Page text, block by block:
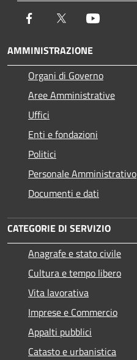
Facebook Twitter
AMMINISTRAZIONE
Organi di Governo
Aree Amministrative
Uffici
Enti e fondazioni
Politici
Personale Amministrativo
Documenti e dati
CATEGORIE DI SERVIZIO
Anagrafe e stato civile
Cultura e tempo libero
Vita lavorativa
Imprese e Commercio
Appalti pubblici
Catasto e urbanistica